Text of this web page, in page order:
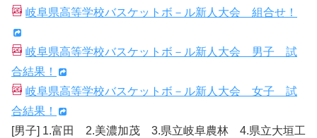
岐阜県高等学校バスケットボ－ル新人大会 組合せ！
岐阜県高等学校バスケットボ－ル新人大会 男子 試
合結果！
岐阜県高等学校バスケットボ－ル新人大会 女子 試
合結果！
[男子] 1.富田 2.美濃加茂 3.県立岐阜農林 4.県立大垣工